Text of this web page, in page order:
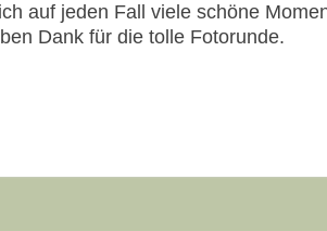
auf jeden Fall viele schöne
Dank für die tolle Fotorunde.